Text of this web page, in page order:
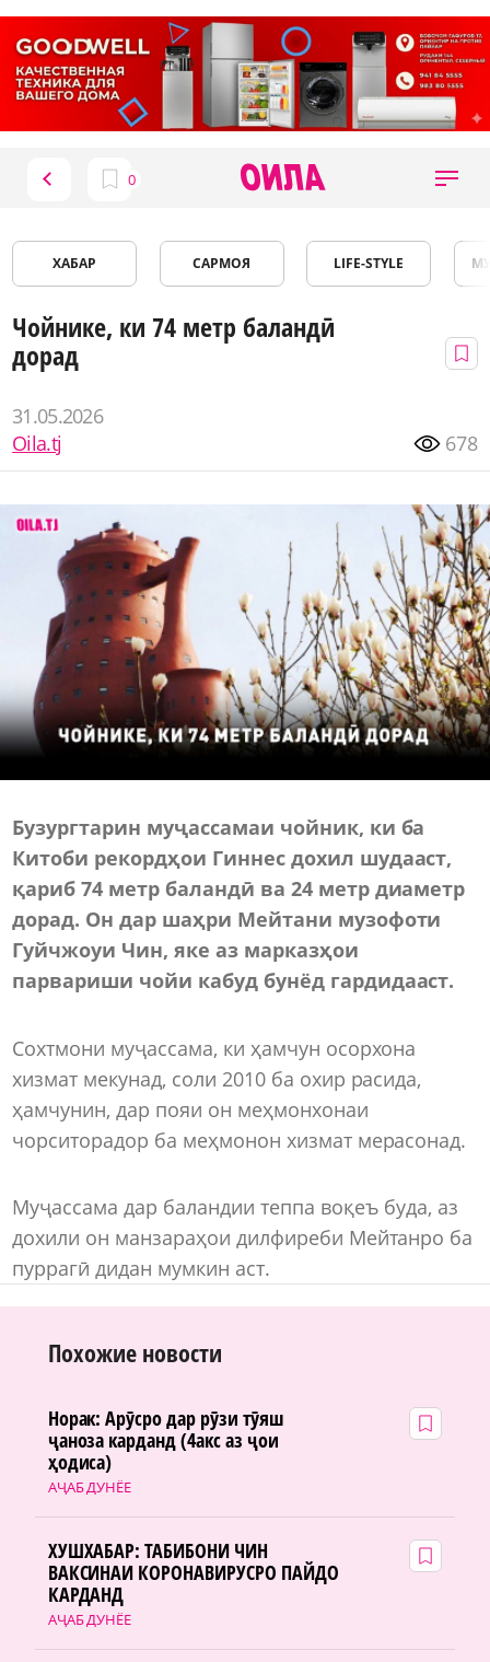
ХАБАР САРМОЯ LIFE-STYLE
Чойнике, ки 74 метр баландӣ
дорад
31.05.2026
Oila.tj
678
Бузургтарин муҷассамаи чойник, ки ба
Китоби рекордҳои Гиннес дохил шудааст,
қариб 74 метр баландӣ ва 24 метр диаметр
дорад. Он дар шаҳри Мейтани музофоти
Гуйчжоуи Чин, яке аз марказҳои
парвариши чойи кабуд бунёд гардидааст.
Сохтмони муҷассама, ки ҳамчун осорхона
хизмат мекунад, соли 2010 ба охир расида,
ҳамчунин, дар пояи он меҳмонхонаи
чорситорадор ба меҳмонон хизмат мерасонад.
Муҷассама дар баландии теппа воқеъ буда, аз
дохили он манзараҳои дилфиреби Мейтанро ба
пуррагӣ дидан мумкин аст.
Похожие новости
АҶАБ ДУНЁЕ
Норак: Арӯсро дар рӯзи тӯяш
ҷаноза карданд (4акс аз ҷои
ҳодиса)
АҶАБ ДУНЁЕ
ХУШХАБАР: ТАБИБОНИ ЧИН
ВАКСИНАИ КОРОНАВИРУСРО ПАЙДО
КАРДАНД